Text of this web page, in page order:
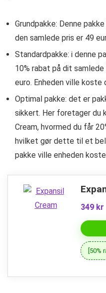
Grundpakke: Denne
den samlede pris er 49
Standardpakke: i denne
10% rabat på dit
euro. Enheden ville koste
Optimal pakke: det er
sikkert. Her foretager du
Cream, hvormed du får
hvilket gør dette til et
pakke ville enheden
349 kr
[50%